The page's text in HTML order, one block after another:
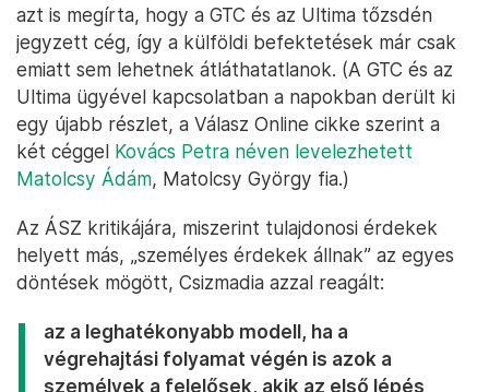
azt is megírta, hogy a GTC és az Ultima tőzsdén
jegyzett cég, így a külföldi befektetések már csak
emiatt sem lehetnek átláthatatlanok. (A GTC és az
Ultima ügyével kapcsolatban a napokban derült ki
egy újabb részlet, a Válasz Online cikke szerint a
két céggel Kovács Petra néven levelezhetett
Matolcsy Ádám, Matolcsy György fia.)
Az ÁSZ kritikájára, miszerint tulajdonosi érdekek
helyett más, „személyes érdekek állnak” az egyes
döntések mögött, Csizmadia azzal reagált:
az a leghatékonyabb modell, ha a
végrehajtási folyamat végén is azok a
személyek a felelősek, akik az első lépés